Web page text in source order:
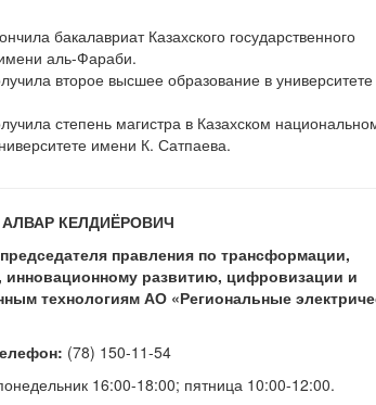
бакалавриат Казахского государственного
аль-Фараби.
второе высшее образование в университете
степень магистра в Казахском
имени К. Сатпаева.
КЕЛДИЁРОВИЧ
правления по трансформации,
инновационному развитию, цифровизации и
технологиям АО «Региональные
(78) 150-11-54
16:00-18:00; пятница 10:00-12:00.